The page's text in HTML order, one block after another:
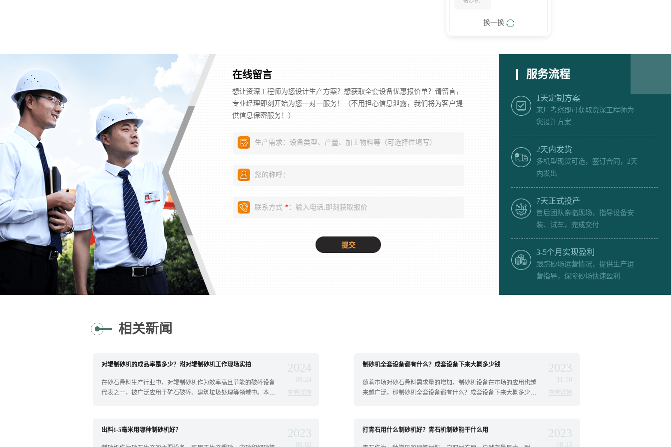
换一换
在线留言
想让资深工程师为您设计生产方案？想获取全套设备优惠报价单？请留言，
专业经理即刻开始为您一对一服务！（不用担心信息泄露，我们将为客户提
供信息保密服务！）
生产需求：设备类型、产量、加工物料等（可选择性填写）
您的称呼：
联系方式 *：输入电话,即刻获取报价
服务流程
1天定制方案
来厂考察即可获取资深工程师为
您设计方案
2天内发货
多机型现货可选，签订合同，2天
内发出
7天正式投产
售后团队亲临现场，指导设备安
装、试车，完成交付
3-5个月实现盈利
跟踪砂场运营情况，提供生产运
营指导，保障砂场快速盈利
相关新闻
对辊制砂机的成品率是多少？附对辊制砂机工作现场实拍
在砂石骨料生产行业中，对辊制砂机作为效率高且节能的破碎设备
代表之一，被广泛应用于矿石破碎、建筑垃圾处理等领域中。本文
2024
09.24
查看详情
制砂机全套设备都有什么？成套设备下来大概多少钱
随着市场对砂石骨料需求量的增加，制砂机设备在市场的应用也越
来越广泛，那制砂机全套设备都有什么？成套设备下来大概多少
2023
11.30
查看详情
出料1-5毫米用哪种制砂机好？ 2023
09.02
打青石用什么制砂机好？青石机制砂能干什么用 2023
08.23